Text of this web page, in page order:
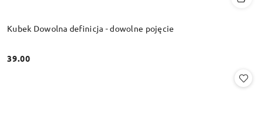
Kubek Dowolna definicja - dowolne pojęcie
Cena:
39.00